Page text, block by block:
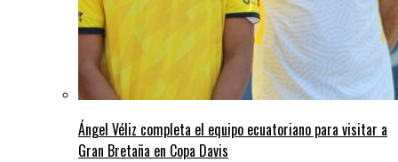
Ángel Véliz completa el equipo ecuatoriano para visitar a
Gran Bretaña en Copa Davis